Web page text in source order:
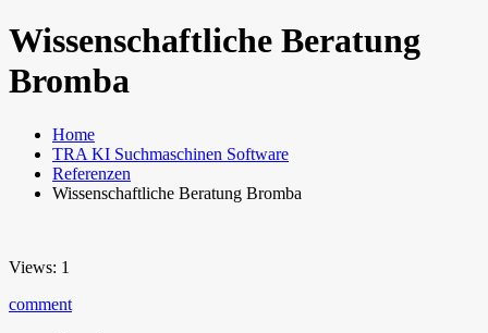
Wissenschaftliche Beratung
Bromba
Home
TRA KI Suchmaschinen Software
Referenzen
Wissenschaftliche Beratung Bromba
Views: 1
comment